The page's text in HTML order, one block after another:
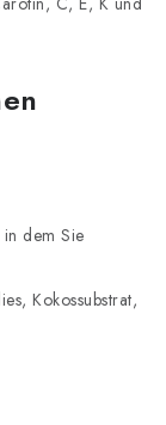
dem Sie
Kokossubstrat,